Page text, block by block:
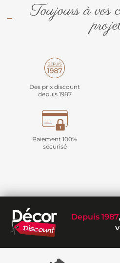
Toujours à vos
Des prix discount
depuis 1987
Paiement 100%
sécurisé
Depuis 1987